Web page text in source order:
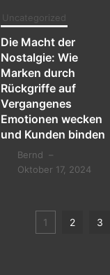
Uncategorized
Die Macht der
Nostalgie: Wie
Marken durch
Rückgriffe auf
Vergangenes
Emotionen wecken
und Kunden binden
Bernd –
Oktober 17, 2024
1 2 3